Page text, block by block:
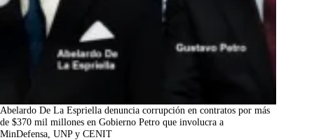
Abelardo De La Espriella denuncia corrupción en contratos por más
de $370 mil millones en Gobierno Petro que involucra a
MinDefensa, UNP y CENIT